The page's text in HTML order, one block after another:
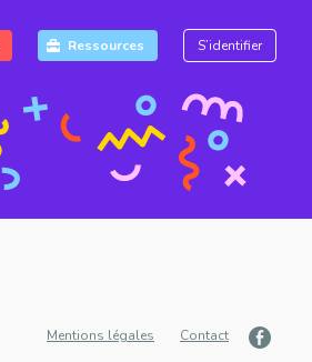
Ressources S’identifier
Mentions légales Contact